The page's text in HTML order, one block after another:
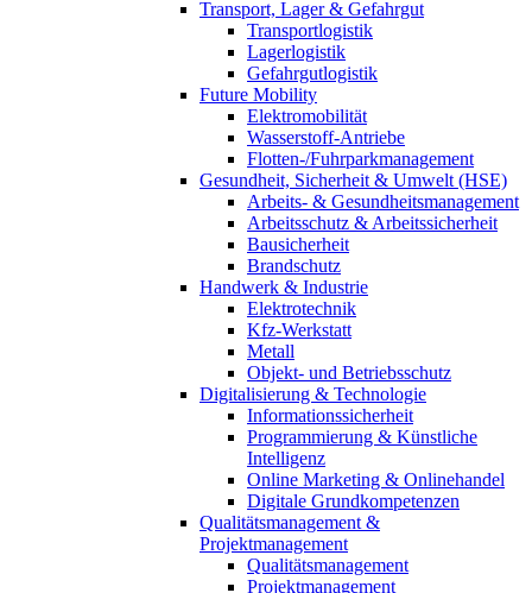
Transport, Lager & Gefahrgut
Transportlogistik
Lagerlogistik
Gefahrgutlogistik
Future Mobility
Elektromobilität
Wasserstoff-Antriebe
Flotten-/Fuhrparkmanagement
Gesundheit, Sicherheit & Umwelt (HSE)
Arbeits- & Gesundheitsmanagement
Arbeitsschutz & Arbeitssicherheit
Bausicherheit
Brandschutz
Handwerk & Industrie
Elektrotechnik
Kfz-Werkstatt
Metall
Objekt- und Betriebsschutz
Digitalisierung & Technologie
Informationssicherheit
Programmierung & Künstliche
Intelligenz
Online Marketing & Onlinehandel
Digitale Grundkompetenzen
Qualitätsmanagement &
Projektmanagement
Qualitätsmanagement
Projektmanagement